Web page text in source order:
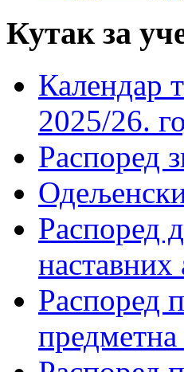
Кутак за
Календар
2025/26.
Распоред
Распоред
наставних
Распоред
предметна